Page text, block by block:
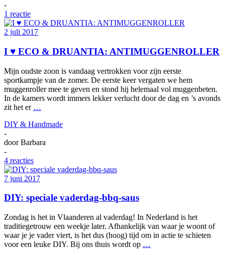
-
1 reactie
2 juli 2017
I ♥ ECO & DRUANTIA: ANTIMUGGENROLLER
Mijn oudste zoon is vandaag vertrokken voor zijn eerste
sportkampje van de zomer. De eerste keer vergaten we hem
muggenroller mee te geven en stond hij helemaal vol muggenbeten.
In de kamers wordt immers lekker verlucht door de dag en ’s avonds
zit het er …
DIY & Handmade
-
doorBarbara
-
4 reacties
7 juni 2017
DIY: speciale vaderdag-bbq-saus
Zondag is het in Vlaanderen al vaderdag! In Nederland is het
traditiegetrouw een weekje later. Afhankelijk van waar je woont of
waar je je vader viert, is het dus (hoog) tijd om in actie te schieten
voor een leuke DIY. Bij ons thuis wordt op …